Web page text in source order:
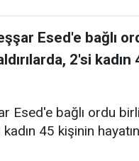
Esed'e bağlı
2'si kadın
Esed'e bağlı ordu
45 kişinin